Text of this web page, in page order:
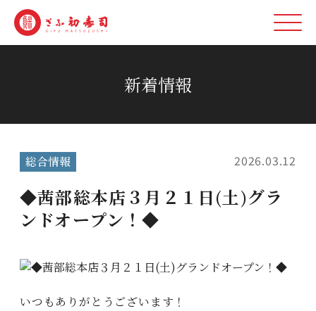
新着情報
総合情報 2026.03.12
◆茜部総本店３月２１日(土)グラ
ンドオープン！◆
いつもありがとうございます！